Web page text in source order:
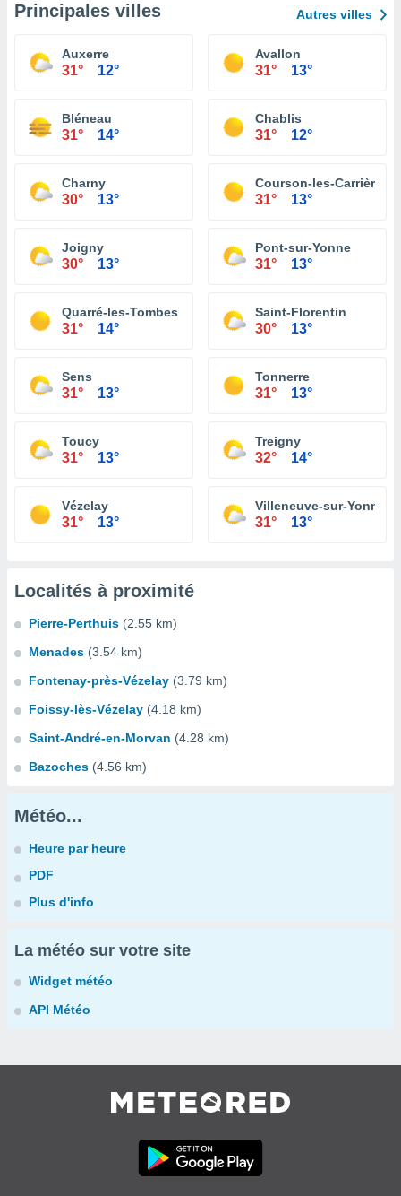
Principales villes Autres villes
Auxerre
31° 12°
Avallon
31° 13°
Bléneau
31° 14°
Chablis
31° 12°
Charny
30° 13°
Courson-les-Carrières
31° 13°
Joigny
30° 13°
Pont-sur-Yonne
31° 13°
Quarré-les-Tombes
31° 14°
Saint-Florentin
30° 13°
Sens
31° 13°
Tonnerre
31° 13°
Toucy
31° 13°
Treigny
32° 14°
Vézelay
31° 13°
Villeneuve-sur-Yonne
31° 13°
Localités à proximité
Pierre-Perthuis (2.55 km)
Menades (3.54 km)
Fontenay-près-Vézelay (3.79 km)
Foissy-lès-Vézelay (4.18 km)
Saint-André-en-Morvan (4.28 km)
Bazoches (4.56 km)
Météo...
Heure par heure
PDF
Plus d'info
La météo sur votre site
Widget météo
API Météo